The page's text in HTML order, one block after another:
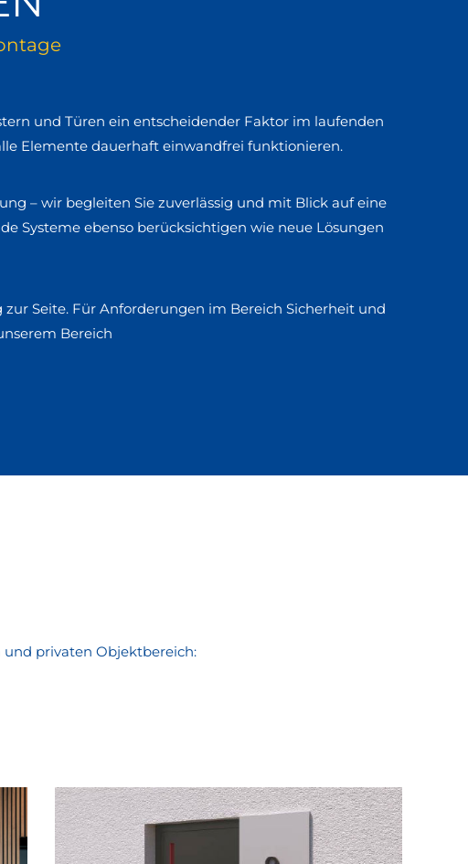
und Türen ein entscheidender Faktor im laufenden
Elemente dauerhaft einwandfrei funktionieren.
– wir begleiten Sie zuverlässig und mit Blick auf eine
Systeme ebenso berücksichtigen wie neue Lösungen
Seite. Für Anforderungen im Bereich Sicherheit und
Bereich
privaten Objektbereich: